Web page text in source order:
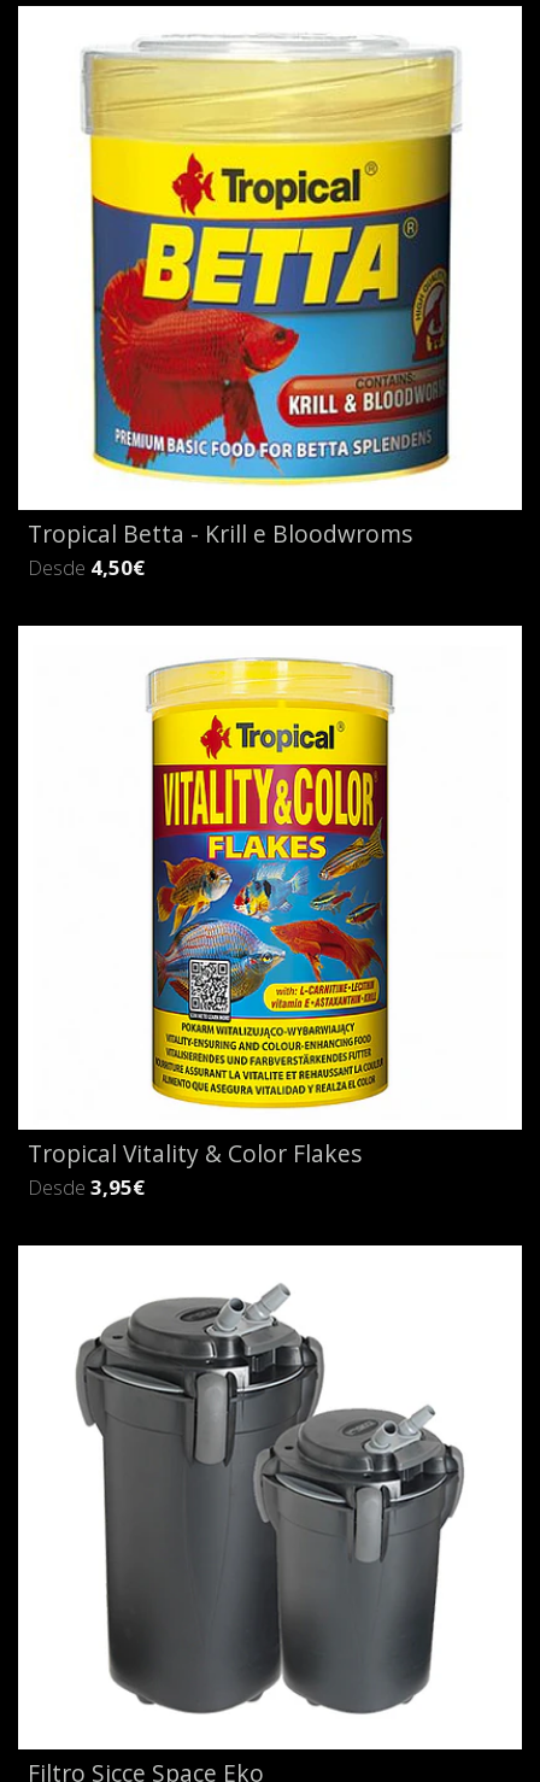
Tropical Betta - Krill e Bloodwroms
Desde 4,50€
Tropical Vitality & Color Flakes
Desde 3,95€
Filtro Sicce Space Eko